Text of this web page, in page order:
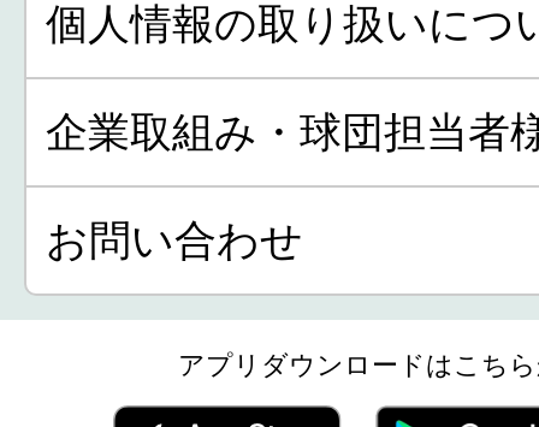
個人情報の取り扱いにつ
企業取組み・球団担当者
お問い合わせ
アプリダウンロードはこち